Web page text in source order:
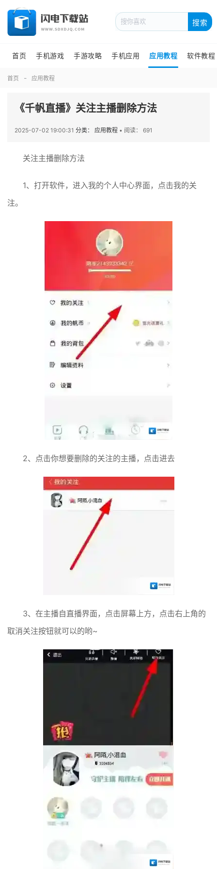
搜索
首页 手机游戏 手游攻略 手机应用 应用教程 软件教程
首页 应用教程
《千帆直播》关注主播删除方法
2025-07-02 19:00:31 分类： 应用教程 • 阅读： 691
关注主播删除方法
1、打开软件，进入我的个人中心界面，点击我的关
注。
2、点击你想要删除的关注的主播，点击进去
3、在主播自直播界面，点击屏幕上方，点击右上角的
取消关注按钮就可以的哟~